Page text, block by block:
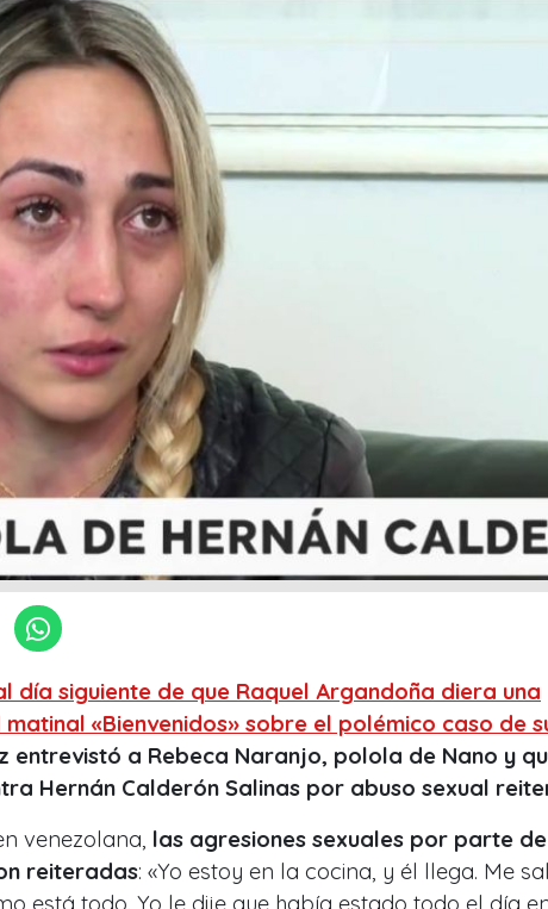
día siguiente de que Raquel Argandoña diera una
«Bienvenidos» sobre el polémico caso de
entrevistó a Rebeca Naranjo, polola de Nano y
Hernán Calderón Salinas por abuso sexual
venezolana, las agresiones sexuales por parte
reiteradas: «Yo estoy en la cocina, y él llega. Me